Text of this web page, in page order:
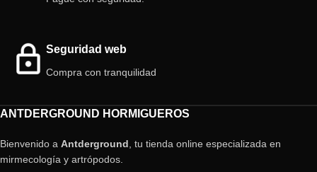
Seguridad web
Compra con tranquilidad
ANTDERGROUND HORMIGUEROS
Bienvenido a Antderground, tu tienda online especializada en
mirmecología y artrópodos.